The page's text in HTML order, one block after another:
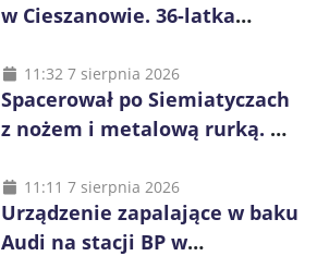
w Cieszanowie. 36-latka
z wody
11:32 7 sierpnia 2026
Spacerował po Siemiatyczach
z nożem i metalową rurką. W
alkohol i perfumy
11:11 7 sierpnia 2026
Urządzenie zapalające w baku
Audi na stacji BP w